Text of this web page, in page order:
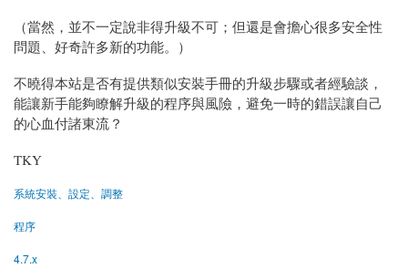
（當然，並不一定說非得升級不可；但還是會擔心很多安全性
問題、好奇許多新的功能。）
不曉得本站是否有提供類似安裝手冊的升級步驟或者經驗談，
能讓新手能夠瞭解升級的程序與風險，避免一時的錯誤讓自己
的心血付諸東流？
TKY
系統安裝、設定、調整
程序
4.7.x